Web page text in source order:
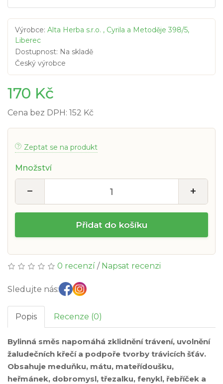
Výrobce: Alta Herba s.r.o. , Cyrila a Metoděje 398/5,
Liberec
Dostupnost: Na skladě
Český výrobce
170 Kč
Cena bez DPH: 152 Kč
Zeptat se na produkt
Množství
− +
Přidat do košíku
0 recenzí / Napsat recenzi
Sledujte nás:
Popis Recenze (0)
Bylinná směs napomáhá zklidnění trávení, uvolnění
žaludečních křečí a podpoře tvorby trávicích šťáv.
Obsahuje meduňku, mátu, mateřídoušku,
heřmánek, dobromysl, třezalku, fenykl, řebříček a